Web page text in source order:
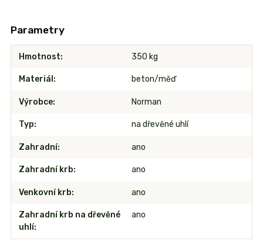
Parametry
Hmotnost 350 kg
Materiál beton/měď
Výrobce Norman
Typ na dřevěné uhlí
Zahradní ano
Zahradní krb ano
Venkovní krb ano
Zahradní krb na dřevěné
uhlí
ano